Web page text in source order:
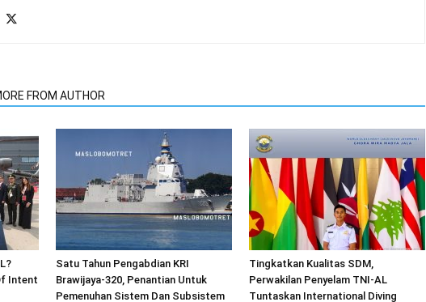
FROM AUTHOR
Intent
Satu Tahun Pengabdian KRI
Brawijaya-320, Penantian Untuk
Pemenuhan Sistem Dan Subsistem
Tingkatkan Kualitas SDM,
Perwakilan Penyelam TNI-AL
Tuntaskan International Diving